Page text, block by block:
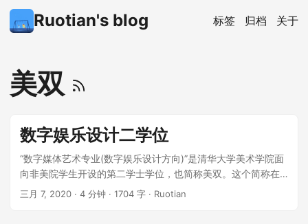
Ruotian's blog 标签 归档 关于
美双
数字娱乐设计二学位
“数字媒体艺术专业(数字娱乐设计方向)”是清华大学美术学院面
向非美院学生开设的第二学士学位，也简称美双。这个简称在
2018年之前是没有歧义的，因为这是美术学院开设的唯一一个
三月 7, 2020 · 4 分钟 · 1704 字 · Ruotian